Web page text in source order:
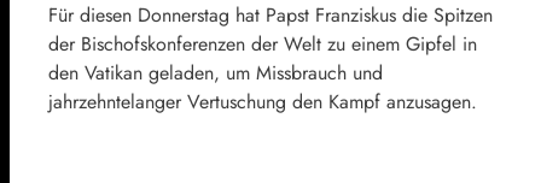
Für diesen Donnerstag hat Papst Franziskus die Spitzen
der Bischofskonferenzen der Welt zu einem Gipfel in
den Vatikan geladen, um Missbrauch und
jahrzehntelanger Vertuschung den Kampf anzusagen.